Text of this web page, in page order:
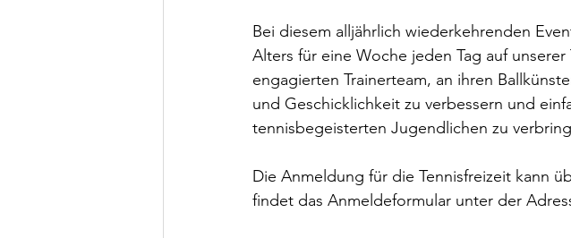
Bei diesem alljährlich wiederkehrenden
Alters für eine Woche jeden Tag auf
engagierten Trainerteam, an ihren
und Geschicklichkeit zu verbessern und
tennisbegeisterten Jugendlichen zu
Die Anmeldung für die Tennisfreizeit kann
findet das Anmeldeformular unter der